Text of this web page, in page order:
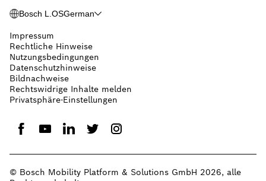
Bosch L.OSGerman
Impressum
Rechtliche Hinweise
Nutzungsbedingungen
Datenschutzhinweise
Bildnachweise
Rechtswidrige Inhalte melden
Privatsphäre-Einstellungen
© Bosch Mobility Platform & Solutions GmbH 2026, alle